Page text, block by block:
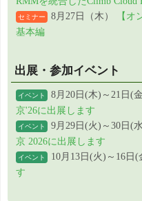
セミナー 8月27日（木）
【オ
基本編
出展・参加イベント
イベント 8月20日(木)～21日(
京'26に出展します
イベント 9月29日(火)～30日(
京 2026に出展します
イベント 10月13日(火)～16日(
す